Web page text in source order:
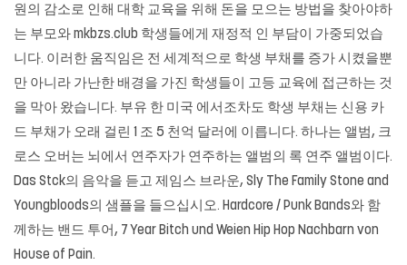
원의 감소로 인해 대학 교육을 위해 돈을 모으는 방법을 찾아야하
는 부모와 mkbzs.club 학생들에게 재정적 인 부담이 가중되었습
니다. 이러한 움직임은 전 세계적으로 학생 부채를 증가 시켰을뿐
만 아니라 가난한 배경을 가진 학생들이 고등 교육에 접근하는 것
을 막아 왔습니다. 부유 한 미국 에서조차도 학생 부채는 신용 카
드 부채가 오래 걸린 1 조 5 천억 달러에 이릅니다. 하나는 앨범, 크
로스 오버는 뇌에서 연주자가 연주하는 앨범의 록 연주 앨범이다.
Das Stck의 음악을 듣고 제임스 브라운, Sly The Family Stone and
Youngbloods의 샘플을 들으십시오. Hardcore / Punk Bands와 함
께하는 밴드 투어, 7 Year Bitch und Weien Hip Hop Nachbarn von
House of Pain.